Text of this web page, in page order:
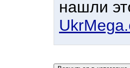
нашли